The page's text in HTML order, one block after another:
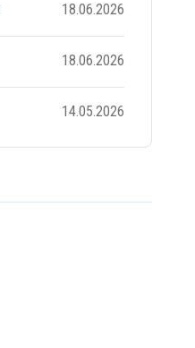
18.06.2026
18.06.2026
14.05.2026